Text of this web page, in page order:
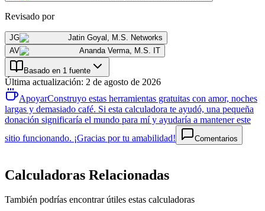
Revisado por
JG Jatin Goyal
M.S. Networks
AV
Ananda Verma M.S. IT
Basado en 1 fuente
Última actualización: 2 de agosto de 2026
ApoyarConstruyo estas herramientas gratuitas con amor, noches
largas y demasiado café. Si esta calculadora te ayudó, una pequeña
donación significaría el mundo para mí y ayudaría a mantener este
sitio funcionando. ¡Gracias por tu amabilidad!
Comentarios
Calculadoras Relacionadas
También podrías encontrar útiles estas calculadoras